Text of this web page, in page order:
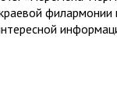
филармонии